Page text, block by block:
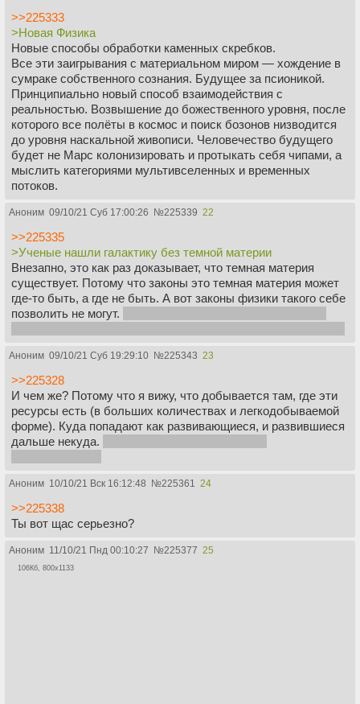
>>225333
>Новая Физика
Новые способы обработки каменных скребков.
Все эти заигрывания с материальном миром — хождение в
сумраке собственного сознания. Будущее за псионикой.
Принципиально новый способ взаимодействия с
реальностью. Возвышение до божественного уровня, после
которого все полёты в космос и поиск бозонов низводится
до уровня наскальной живописи. Человечество будущего
будет не Марс колонизировать и протыкать себя чипами, а
мыслить категориями мультивселенных и временных
потоков.
Аноним 09/10/21 Суб 17:00:26 №225339 22
>>225335
>Ученые нашли галактику без темной материи
Внезапно, это как раз доказывает, что темная материя
существует. Потому что законы это темная материя может
где-то быть, а где не быть. А вот законы физики такого себе
позволить не могут.
Аноним 09/10/21 Суб 19:29:10 №225343 23
>>225328
И чем же? Потому что я вижу, что добывается там, где эти
ресурсы есть (в больших количествах и легкодобываемой
форме). Куда попадают как развивающиеся, и развившиеся
дальше некуда.
Аноним 10/10/21 Вск 16:12:48 №225361 24
>>225338
Ты вот щас серьезно?
Аноним 11/10/21 Пнд 00:10:27 №225377 25
106Кб, 800x1133